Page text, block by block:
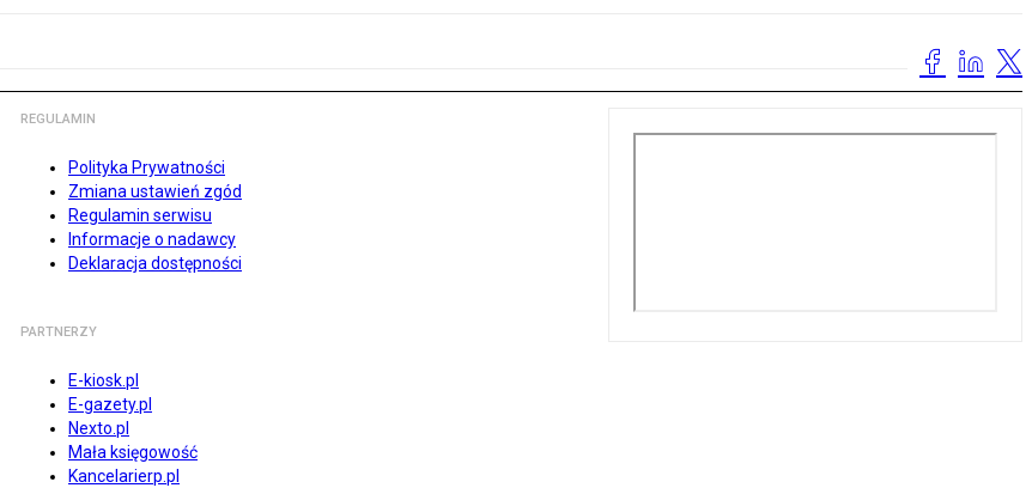
REGULAMIN
Polityka Prywatności
Zmiana ustawień zgód
Regulamin serwisu
Informacje o nadawcy
Deklaracja dostępności
PARTNERZY
E-kiosk.pl
E-gazety.pl
Nexto.pl
Mała księgowość
Kancelarierp.pl